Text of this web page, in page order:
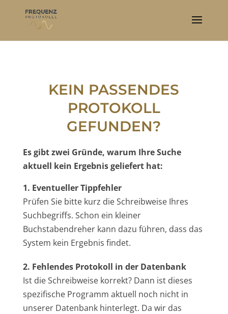
KEIN PASSENDES
PROTOKOLL
GEFUNDEN?
Es gibt zwei Gründe, warum Ihre Suche
aktuell kein Ergebnis geliefert hat:
1. Eventueller Tippfehler
Prüfen Sie bitte kurz die Schreibweise Ihres
Suchbegriffs. Schon ein kleiner
Buchstabendreher kann dazu führen, dass das
System kein Ergebnis findet.
2. Fehlendes Protokoll in der Datenbank
Ist die Schreibweise korrekt? Dann ist dieses
spezifische Programm aktuell noch nicht in
unserer Datenbank hinterlegt. Da wir das